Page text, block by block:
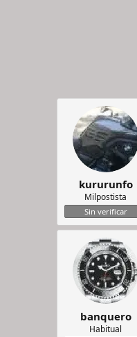
kururunfo
Milpostista
Sin verificar
banquero
Habitual